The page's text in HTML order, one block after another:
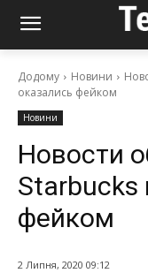
Додому Новини
оказались фейком
Новини
Новости
Starbucks
фейком
2 Липня, 2020 09:12